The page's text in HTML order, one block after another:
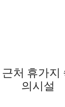
처 휴가지
의시설